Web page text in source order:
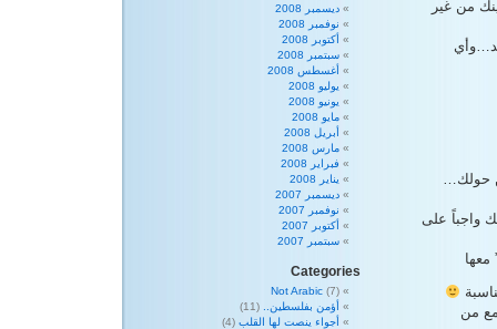
من غير
حولك…
واجباً على
مع من
ديسمبر 2008
نوفمبر 2008
أكتوبر 2008
سبتمبر 2008
أغسطس 2008
يوليو 2008
يونيو 2008
مايو 2008
أبريل 2008
مارس 2008
فبراير 2008
يناير 2008
ديسمبر 2007
نوفمبر 2007
أكتوبر 2007
سبتمبر 2007
Categories
Not Arabic (7)
أؤمن بفلسطين..
(11)
أجواء ينصت لها القلب (4)